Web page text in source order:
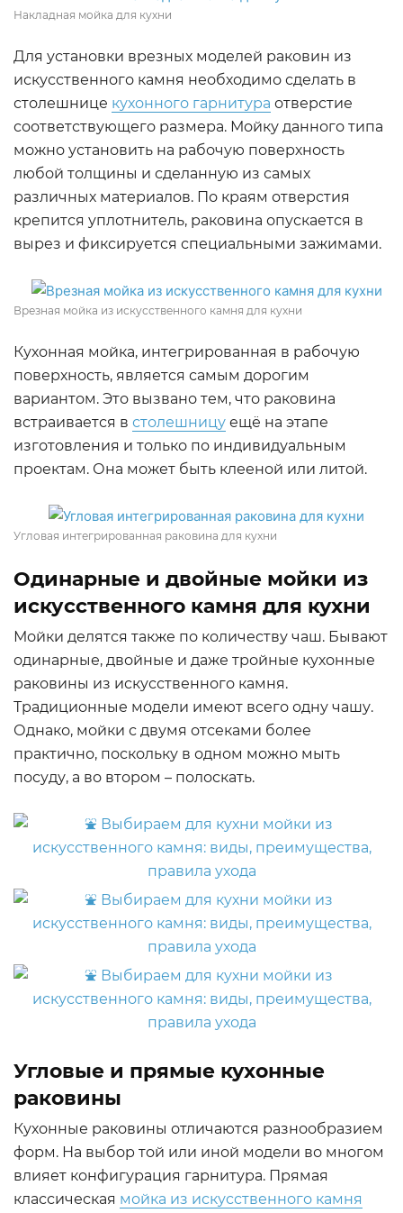
Накладная мойка для кухни
Для установки врезных моделей раковин из
искусственного камня необходимо сделать в
столешнице кухонного гарнитура отверстие
соответствующего размера. Мойку данного типа
можно установить на рабочую поверхность
любой толщины и сделанную из самых
различных материалов. По краям отверстия
крепится уплотнитель, раковина опускается в
вырез и фиксируется специальными зажимами.
Врезная мойка из искусственного камня для кухни
Кухонная мойка, интегрированная в рабочую
поверхность, является самым дорогим
вариантом. Это вызвано тем, что раковина
встраивается в столешницу ещё на этапе
изготовления и только по индивидуальным
проектам. Она может быть клееной или литой.
Угловая интегрированная раковина для кухни
Одинарные и двойные мойки из
искусственного камня для кухни
Мойки делятся также по количеству чаш. Бывают
одинарные, двойные и даже тройные кухонные
раковины из искусственного камня.
Традиционные модели имеют всего одну чашу.
Однако, мойки с двумя отсеками более
практично, поскольку в одном можно мыть
посуду, а во втором – полоскать.
Угловые и прямые кухонные
раковины
Кухонные раковины отличаются разнообразием
форм. На выбор той или иной модели во многом
влияет конфигурация гарнитура. Прямая
классическая мойка из искусственного камня